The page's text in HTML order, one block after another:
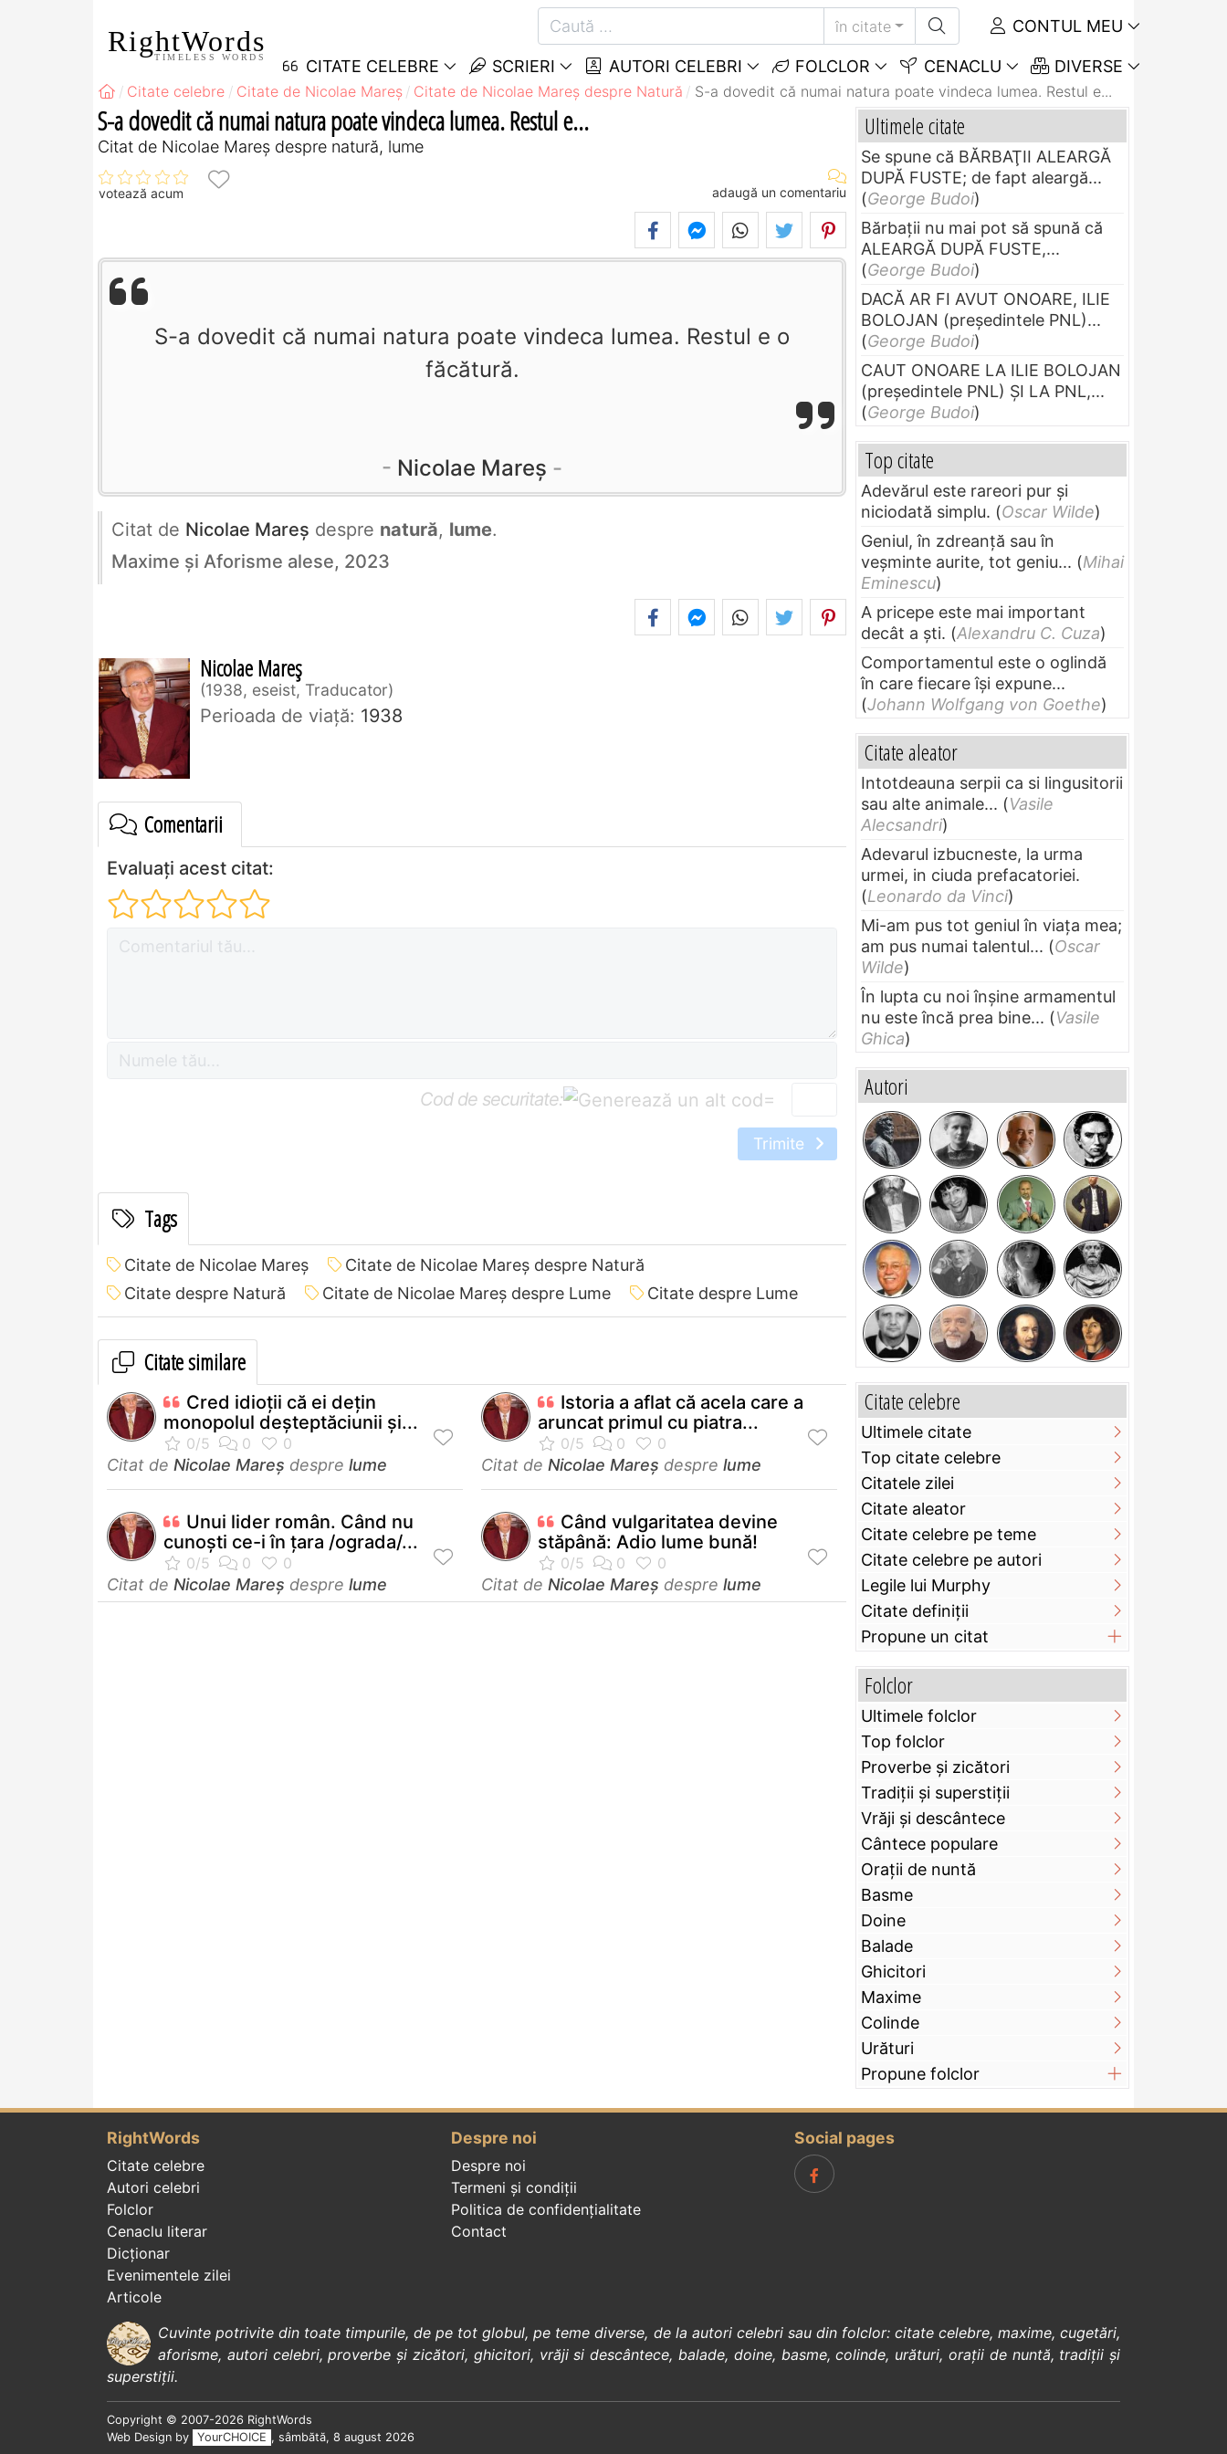
RightWords
TIMELESS WORDS
în citate CONTUL MEU
CITATE CELEBRE SCRIERI AUTORI CELEBRI FOLCLOR CENACLU DIVERSE
Citate celebre Citate de Nicolae Mareș Citate de Nicolae Mareș despre Natură S-a dovedit că numai natura poate vindeca lumea. Restul e...
S-a dovedit că numai natura poate vindeca lumea. Restul e...
Citat de Nicolae Mareș despre natură, lume
votează acum adaugă un comentariu
S-a dovedit că numai natura poate vindeca lumea. Restul e o
făcătură.
Nicolae Mareș
Citat de Nicolae Mareș despre natură, lume.
Maxime și Aforisme alese, 2023
Nicolae Mareș
1938, eseist, Traducator
Perioada de viaţă: 1938
Comentarii
Evaluați acest citat:
Cod de securitate: =
Trimite
Tags
Citate de Nicolae Mareș
Citate de Nicolae Mareș despre Natură
Citate despre Natură
Citate de Nicolae Mareș despre Lume Citate despre Lume
Citate similare
Cred idioţii că ei deţin
monopolul deşteptăciunii şi...
Citat de Nicolae Mareș despre lume
Istoria a aflat că acela care a
aruncat primul cu piatra...
Citat de Nicolae Mareș despre lume
Unui lider român. Când nu
cunoști ce-i în țara /ograda/...
Citat de Nicolae Mareș despre lume
Când vulgaritatea devine
stăpână: Adio lume bună!
Citat de Nicolae Mareș despre lume
Ultimele citate
Se spune că BĂRBAŢII ALEARGĂ
DUPĂ FUSTE; de fapt aleargă...
(George Budoi)
Bărbaţii nu mai pot să spună că
ALEARGĂ DUPĂ FUSTE,...
(George Budoi)
DACĂ AR FI AVUT ONOARE, ILIE
BOLOJAN (preşedintele PNL)...
(George Budoi)
CAUT ONOARE LA ILIE BOLOJAN
(preşedintele PNL) ŞI LA PNL,...
(George Budoi)
Top citate
Adevărul este rareori pur și
niciodată simplu. (Oscar Wilde)
Geniul, în zdreanţă sau în
veşminte aurite, tot geniu... (Mihai
Eminescu)
A pricepe este mai important
decât a ști. (Alexandru C. Cuza)
Comportamentul este o oglindă
în care fiecare își expune...
(Johann Wolfgang von Goethe)
Citate aleator
Intotdeauna serpii ca si lingusitorii
sau alte animale... (Vasile
Alecsandri)
Adevarul izbucneste, la urma
urmei, in ciuda prefacatoriei.
(Leonardo da Vinci)
Mi-am pus tot geniul în viața mea;
am pus numai talentul... (Oscar
Wilde)
În lupta cu noi înșine armamentul
nu este încă prea bine... (Vasile
Ghica)
Autori
Citate celebre
Ultimele citate
Top citate celebre
Citatele zilei
Citate aleator
Citate celebre pe teme
Citate celebre pe autori
Legile lui Murphy
Citate definiţii
Propune un citat
Folclor
Ultimele folclor
Top folclor
Proverbe și zicători
Tradiții și superstiții
Vrăji și descântece
Cântece populare
Orații de nuntă
Basme
Doine
Balade
Ghicitori
Maxime
Colinde
Urături
Propune folclor
RightWords
Citate celebre
Autori celebri
Folclor
Cenaclu literar
Dicționar
Evenimentele zilei
Articole
Despre noi
Despre noi
Termeni și condiții
Politica de confidenţialitate
Contact
Social pages
Cuvinte potrivite din toate timpurile, de pe tot globul, pe teme diverse, de la autori celebrisau din folclor: citate celebre, maxime,cugetări,
aforisme, autori celebri,proverbe și zicători, ghicitori, vrăji si descântece, balade, doine, basme,colinde, urături, orații de nuntă, tradiții și
superstiții.
Copyright © 2007-2026 RightWords
Web Design by
YourCHOICE , sâmbătă, 8 august 2026